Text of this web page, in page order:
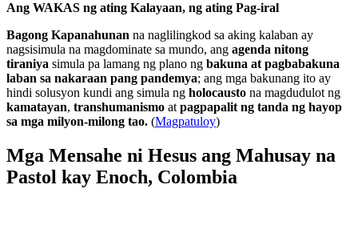
Ang WAKAS ng ating Kalayaan, ng ating Pag-iral
Bagong Kapanahunan na naglilingkod sa aking kalaban ay
nagsisimula na magdominate sa mundo, ang agenda nitong
tiraniya simula pa lamang ng plano ng bakuna at pagbabakuna
laban sa nakaraan pang pandemya; ang mga bakunang ito ay
hindi solusyon kundi ang simula ng holocausto na magdudulot ng
kamatayan, transhumanismo at pagpapalit ng tanda ng hayop
sa mga milyon-milong tao. (Magpatuloy)
Mga Mensahe ni Hesus ang Mahusay na
Pastol kay Enoch, Colombia